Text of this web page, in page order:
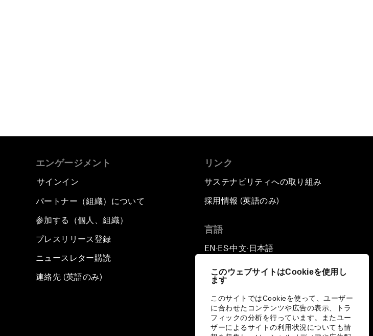
このウェブサイトはCookieを使用し
ます
このサイトではCookieを使って、ユーザー
に合わせたコンテンツや広告の表示、トラ
フィックの分析を行っています。またユー
ザーによるサイトの利用状況についても情
エンゲージメント
サインイン
パートナー（組織）について
参加する（個人、組織）
プレスリリース登録
ニュースレター購読
連絡先 (英語のみ)
リンク
サステナビリティへの取り組み
採用情報 (英語のみ)
言語
EN ▪ ES▪中文▪ 日本語